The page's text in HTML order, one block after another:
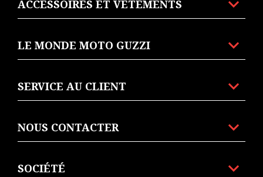
ACCESSOIRES ET VÊTEMENTS
LE MONDE MOTO GUZZI
SERVICE AU CLIENT
NOUS CONTACTER
SOCIÉTÉ